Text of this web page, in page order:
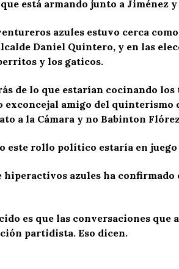
está armando junto a Jiménez
azules estuvo cerca
Daniel Quintero, y en las
y los gaticos.
de lo que estarían cocinando
exconcejal amigo del
a la Cámara y no Babinton
este rollo político estaría en
azules ha confirmado
es que las conversaciones
partidista. Eso dicen.